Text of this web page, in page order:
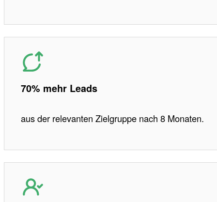
70% mehr Leads
aus der relevanten Zielgruppe nach 8 Monaten.